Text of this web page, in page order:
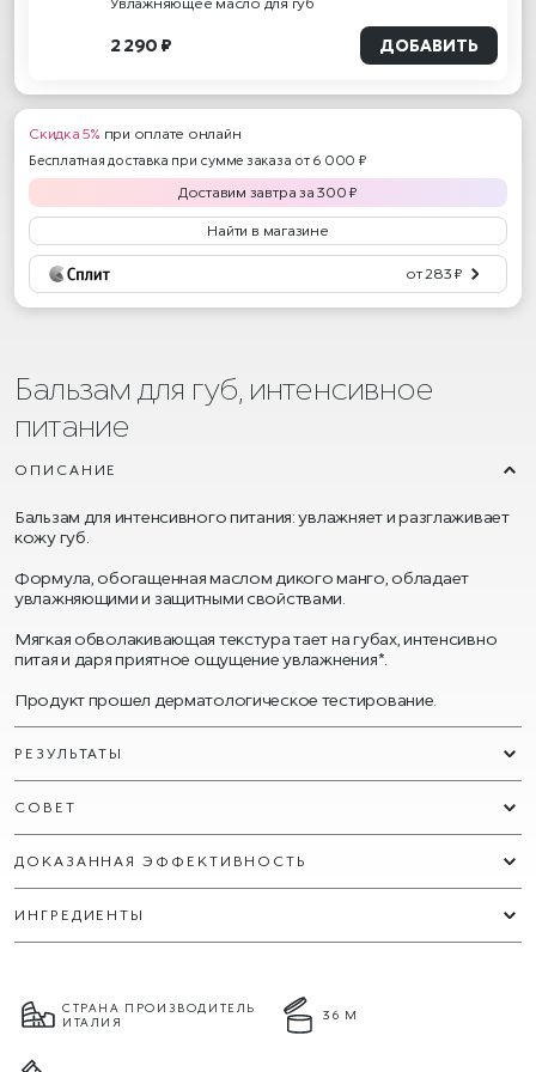
2 290 ₽ ДОБАВИТЬ
Скидка 5% при оплате онлайн
Бесплатная доставка при сумме заказа от 6 000 ₽
Доставим завтра за300 ₽
Найти в магазине
от 283 ₽
Бальзам для губ, интенсивное
питание
ОПИСАНИЕ
Бальзам для интенсивного питания: увлажняет и разглаживает
кожу губ.
Формула, обогащенная маслом дикого манго, обладает
увлажняющими и защитными свойствами.
Мягкая обволакивающая текстура тает на губах, интенсивно
питая и даря приятное ощущение увлажнения*.
Продукт прошел дерматологическое тестирование.
РЕЗУЛЬТАТЫ
СОВЕТ
ДОКАЗАННАЯ ЭФФЕКТИВНОСТЬ
ИНГРЕДИЕНТЫ
СТРАНА ПРОИЗВОДИТЕЛЬ
ИТАЛИЯ
36 М